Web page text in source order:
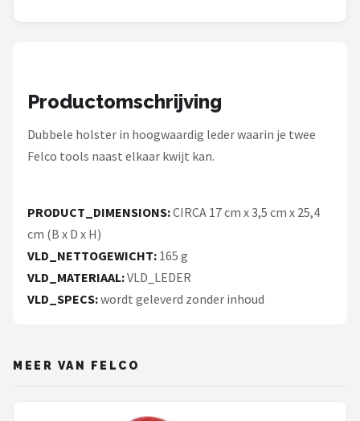
Alle merken →
Productomschrijving
Dubbele holster in hoogwaardig leder waarin je twee
Felco tools naast elkaar kwijt kan.
PRODUCT_DIMENSIONS:CIRCA 17 cm x 3,5 cm x 25,4
cm (B x D x H)
VLD_NETTOGEWICHT: 165 g
VLD_MATERIAAL:VLD_LEDER
VLD_SPECS:wordt geleverd zonder inhoud
MEER VAN FELCO